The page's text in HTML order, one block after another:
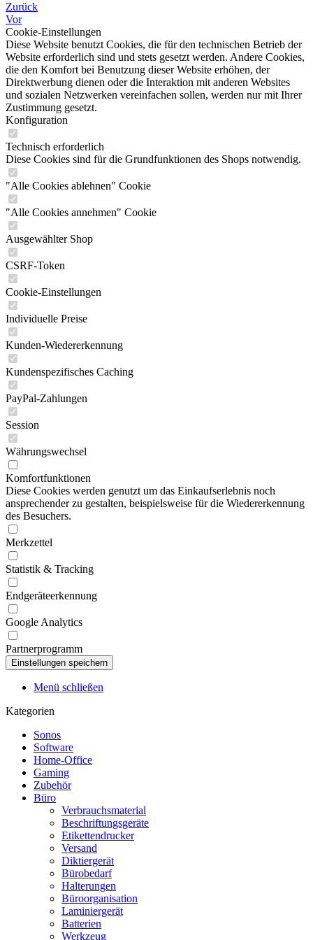
Zurück
Vor
Cookie-Einstellungen
Diese Website benutzt Cookies, die für den technischen Betrieb der
Website erforderlich sind und stets gesetzt werden. Andere Cookies,
die den Komfort bei Benutzung dieser Website erhöhen, der
Direktwerbung dienen oder die Interaktion mit anderen Websites
und sozialen Netzwerken vereinfachen sollen, werden nur mit Ihrer
Zustimmung gesetzt.
Konfiguration
Technisch erforderlich
Diese Cookies sind für die Grundfunktionen des Shops notwendig.
"Alle Cookies ablehnen" Cookie
"Alle Cookies annehmen" Cookie
Ausgewählter Shop
CSRF-Token
Cookie-Einstellungen
Individuelle Preise
Kunden-Wiedererkennung
Kundenspezifisches Caching
PayPal-Zahlungen
Session
Währungswechsel
Komfortfunktionen
Diese Cookies werden genutzt um das Einkaufserlebnis noch
ansprechender zu gestalten, beispielsweise für die Wiedererkennung
des Besuchers.
Merkzettel
Statistik & Tracking
Endgeräteerkennung
Google Analytics
Partnerprogramm
Menü schließen
Kategorien
Sonos
Software
Home-Office
Gaming
Zubehör
Büro
Verbrauchsmaterial
Beschriftungsgeräte
Etikettendrucker
Versand
Diktiergerät
Bürobedarf
Halterungen
Büroorganisation
Laminiergerät
Batterien
Werkzeug